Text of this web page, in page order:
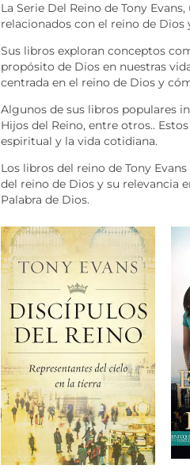
La Serie Del Reino de Tony
relacionados con el reino de Dios
Sus libros exploran conceptos
propósito de Dios en nuestras
centrada en el reino de Dios y
Algunos de sus libros populares
Hijos del Reino, entre otros..
espiritual y la vida cotidiana.
Los libros del reino de Tony
del reino de Dios y su relevancia
Palabra de Dios.
DETALLES